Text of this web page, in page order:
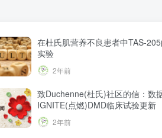
在杜氏肌营养不良患者中
实验
2年前
致Duchenne(杜氏)社区的信：数
IGNITE(点燃)DMD临床试验更新
2年前